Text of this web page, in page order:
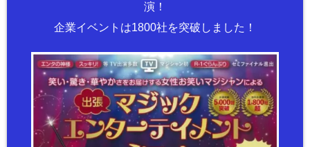
演！
企業イベントは1800社を突破しました！